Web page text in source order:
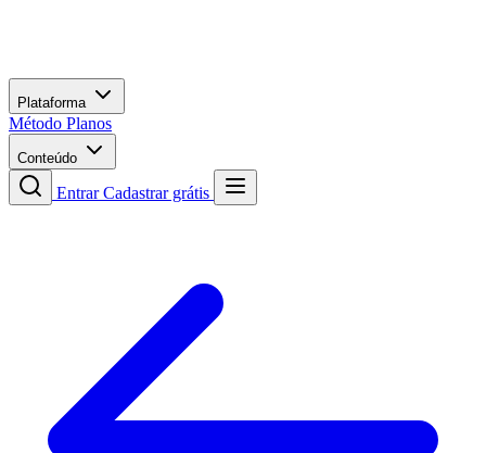
Plataforma
Método Planos
Conteúdo
EntrarCadastrar grátis